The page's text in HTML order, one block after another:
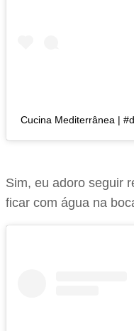
Cucina Mediterrânea |
Sim, eu adoro seguir
ficar com água na